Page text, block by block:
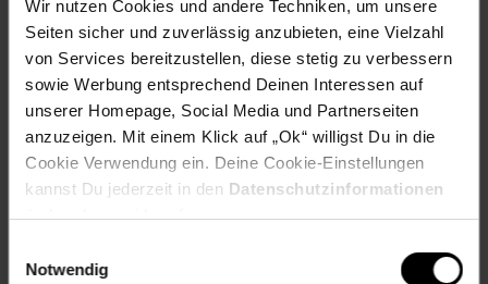
Wir nutzen Cookies und andere Techniken, um unsere
Seiten sicher und zuverlässig anzubieten, eine Vielzahl
von Services bereitzustellen, diese stetig zu verbessern
sowie Werbung entsprechend Deinen Interessen auf
unserer Homepage, Social Media und Partnerseiten
anzuzeigen. Mit einem Klick auf „Ok“ willigst Du in die
Cookie Verwendung ein. Deine Cookie-Einstellungen
kannst Du jederzeit in den Datenschutzinformationen
ändern bzw. widerrufen.
Notwendig
Kinder und Haustiere fernhalten
Heißen Ofen nicht mit bloßen Händen berühren
Feuer niemals unbeaufsichtigt lassen
Nicht in der Nähe von brennbaren Objekten oder
Materialien nutzen
Vorab über die lokalen Brandschutzbestimmungen
informieren
Artikelnummer: 2716115000
Artikel gehört zur Kategorie: